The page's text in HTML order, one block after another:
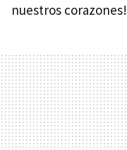
nuestros corazones!